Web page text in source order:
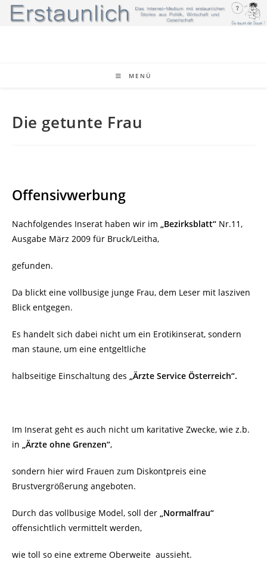
Zum
Inhalt
MENÜ
Die getunte Frau
Offensivwerbung
Nachfolgendes Inserat haben wir im „Bezirksblatt“ Nr.11,
Ausgabe März 2009 für Bruck/Leitha,
gefunden.
Da blickt eine vollbusige junge Frau, dem Leser mit lasziven
Blick entgegen.
Es handelt sich dabei nicht um ein Erotikinserat, sondern
man staune, um eine entgeltliche
halbseitige Einschaltung des „Ärzte Service Österreich“.
Im Inserat geht es auch nicht um karitative Zwecke, wie z.b.
in „Ärzte ohne Grenzen“,
sondern hier wird Frauen zum Diskontpreis eine
Brustvergrößerung angeboten.
Durch das vollbusige Model, soll der „Normalfrau“
offensichtlich vermittelt werden,
wie toll so eine extreme Oberweite aussieht.